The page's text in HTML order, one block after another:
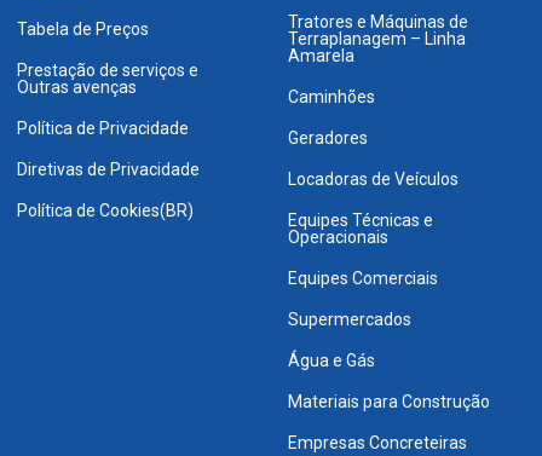
Tabela de Preços
Prestação de serviços e
Outras avenças
Política de Privacidade
Diretivas de Privacidade
Política de Cookies(BR)
Tratores e Máquinas de
Terraplanagem – Linha
Amarela
Caminhões
Geradores
Locadoras de Veículos
Equipes Técnicas e
Operacionais
Equipes Comerciais
Supermercados
Água e Gás
Materiais para Construção
Empresas Concreteiras